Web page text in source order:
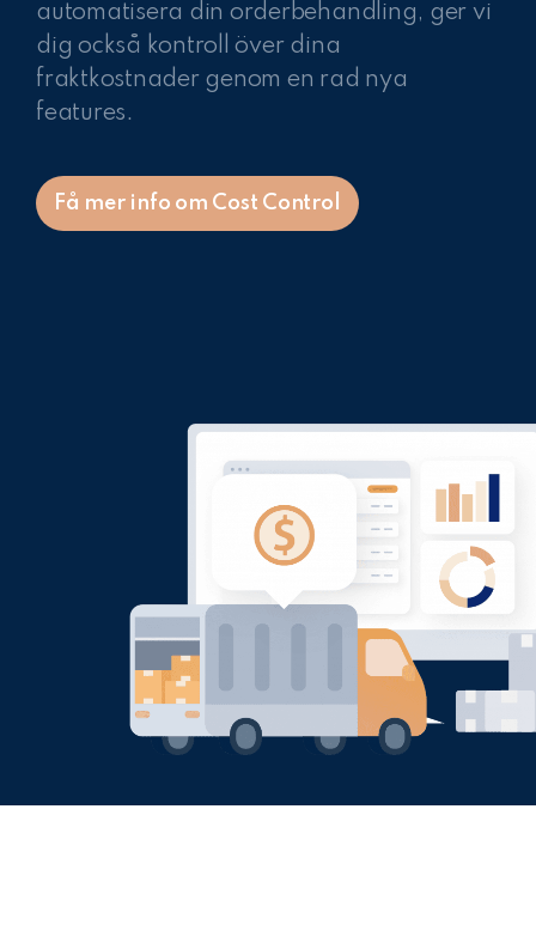
automatisera din orderbehandling, ger vi
dig också kontroll över dina
fraktkostnader genom en rad nya
features.
Få mer info om Cost Control